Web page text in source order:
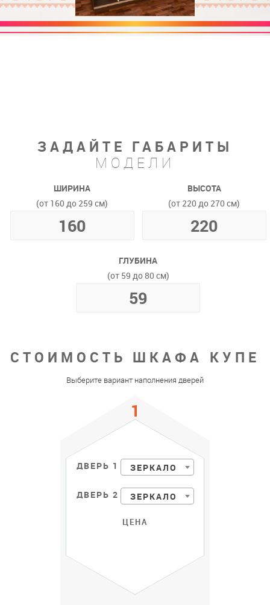
ЗАДАЙТЕ ГАБАРИТЫ
МОДЕЛИ
ШИРИНА
(от 160 до 259 см)
ВЫСОТА
(от 220 до 270 см)
ГЛУБИНА
(от 59 до 80 см)
СТОИМОСТЬ ШКАФА КУПЕ
Выберите вариант наполнения дверей
ДВЕРЬ 1 ЗЕРКАЛО
ДВЕРЬ 2 ЗЕРКАЛО
ЦЕНА